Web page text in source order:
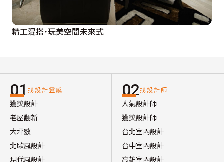
精工混搭˙玩美空間未來式
01 找設計靈感
獲獎設計
老屋翻新
大坪數
北歐風設計
現代風設計
02找設計師
人氣設計師
獲獎設計師
台北室內設計
台中室內設計
高雄室內設計